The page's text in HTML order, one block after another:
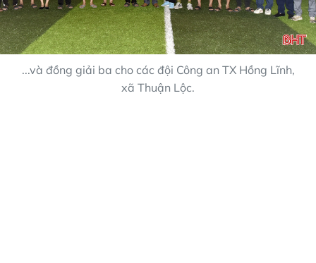
...và đồng giải ba cho các đội Công an TX Hồng Lĩnh,
xã Thuận Lộc.